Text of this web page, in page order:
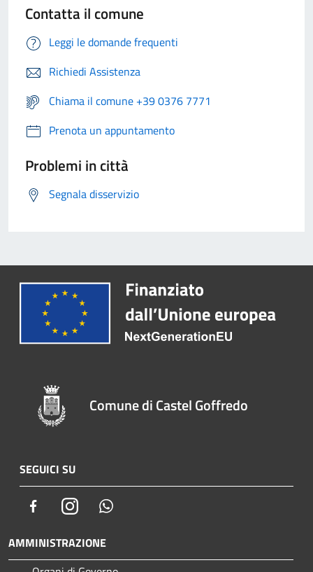
Contatta il comune
Leggi le domande frequenti
Richiedi Assistenza
Chiama il comune +39 0376 7771
Prenota un appuntamento
Problemi in città
Segnala disservizio
Comune di Castel Goffredo
SEGUICI SU
FacebookInstagram
AMMINISTRAZIONE